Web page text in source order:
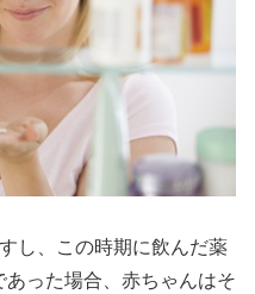
し、この時期に飲んだ薬
った場合、赤ちゃんはそ